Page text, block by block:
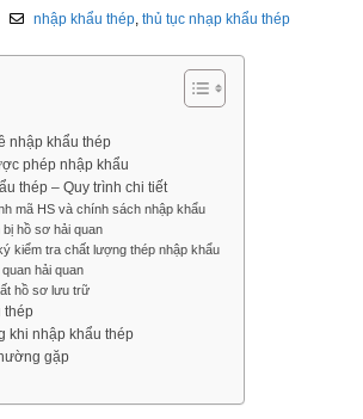
nhập khẩu thép ,thủ tục nhạp khẩu thép
nhập khẩu thép
phép nhập khẩu
thép – Quy trình chi tiết
mã HS và chính sách nhập khẩu
hồ sơ hải quan
kiểm tra chất lượng thép nhập khẩu
hải quan
hồ sơ lưu trữ
thép
khi nhập khẩu thép
gặp